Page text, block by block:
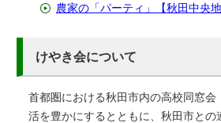
農家の「パーティ」【秋田中央
けやき会について
首都圏における秋田市内の高校同窓
活を豊かにするとともに、秋田市と